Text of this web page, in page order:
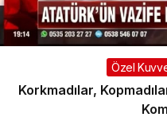
Özel
Korkmadılar,